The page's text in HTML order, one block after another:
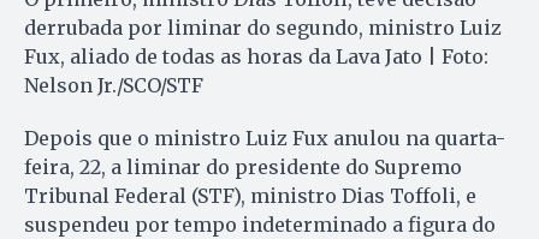
derrubada por liminar do segundo, ministro Luiz
Fux, aliado de todas as horas da Lava Jato | Foto:
Nelson Jr./SCO/STF
Depois que o ministro Luiz Fux anulou na quarta-
feira, 22, a liminar do presidente do Supremo
Tribunal Federal (STF), ministro Dias Toffoli, e
suspendeu por tempo indeterminado a figura do